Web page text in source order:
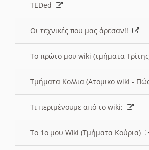
TEDed
Οι τεχνικές που μας άρεσαν!!
Το πρώτο μου wiki (τμήματα
Τμήματα Κολλια (Ατομικο wiki -
Τι περιμένουμε από το wiki;
Το 1ο μου Wiki (Τμήματα Κούρια)